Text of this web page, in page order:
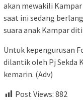
akan mewakili
saat ini sedang
suara anak Kampar
Untuk kepengurusan
dilantik oleh Pj Sekda
kemarin. (Adv)
Post Views: 882